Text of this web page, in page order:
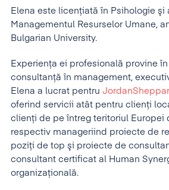
Elena este licenţiată în Psihologie şi
Managementul Resurselor Umane,
Bulgarian University.
Experienţa ei profesională provine
consultanţă în management,
Elena a lucrat pentru
oferind servicii atât pentru clienţi
clienţi de pe întreg teritoriul Europei
respectiv manageriind proiecte de
poziţi de top şi proiecte de
consultant certificat al Human
organizaţională.